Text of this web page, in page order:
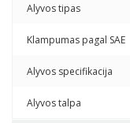
Alyvos tipas
Klampumas pagal SAE
Alyvos specifikacija
Alyvos talpa